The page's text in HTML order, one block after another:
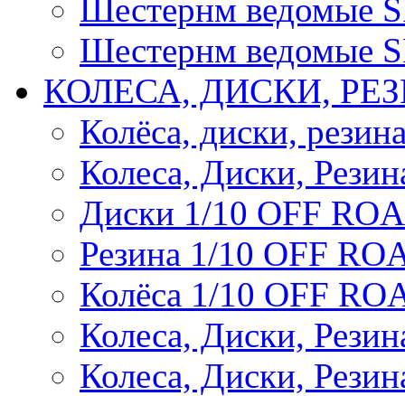
Шестернм ведомые
Шестернм ведомые
КОЛЕСА, ДИСКИ,
Колёса, диски,
Колеса, Диски,
Диски 1/10 OFF
Резина 1/10 OFF
Колёса 1/10 OFF
Колеса, Диски,
Колеса, Диски,